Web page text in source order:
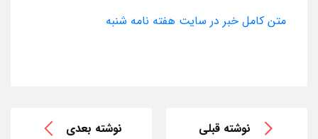
متن کامل خبر در سایت هفته نامه شنبه
نوشته قبلی نوشته بعدی